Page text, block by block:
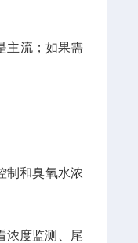
主流；如果需
制和臭氧水浓
浓度监测、尾